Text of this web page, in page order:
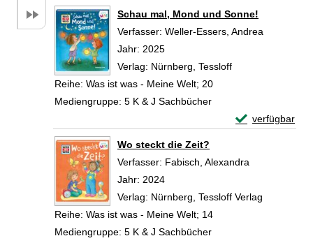
Schau mal, Mond und Sonne!
Verfasser: Weller-Essers, Andrea
Jahr: 2025
Verlag: Nürnberg, Tessloff
Reihe: Was ist was - Meine Welt; 20
Mediengruppe: 5 K & J Sachbücher
verfügbar
Exemplar-
Wo steckt die Zeit?
Verfasser: Fabisch, Alexandra
Jahr: 2024
Verlag: Nürnberg, Tessloff Verlag
Reihe: Was ist was - Meine Welt; 14
Mediengruppe: 5 K & J Sachbücher